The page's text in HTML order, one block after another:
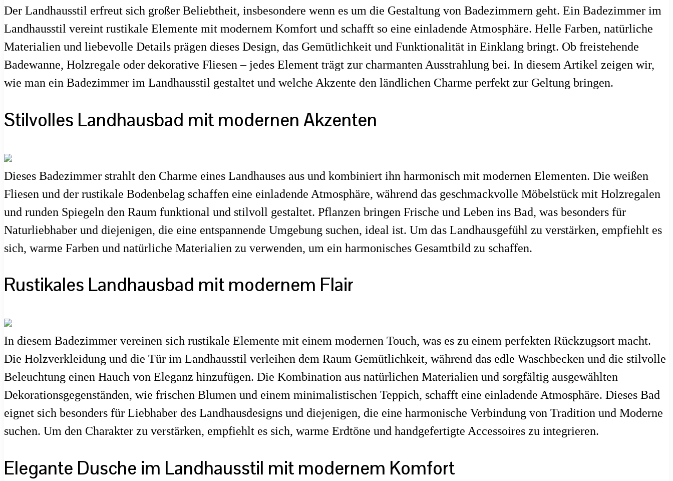
Der Landhausstil erfreut sich großer Beliebtheit, insbesondere wenn es um die Gestaltung von Badezimmern geht. Ein Badezimmer im
Landhausstil vereint rustikale Elemente mit modernem Komfort und schafft so eine einladende Atmosphäre. Helle Farben, natürliche
Materialien und liebevolle Details prägen dieses Design, das Gemütlichkeit und Funktionalität in Einklang bringt. Ob freistehende
Badewanne, Holzregale oder dekorative Fliesen – jedes Element trägt zur charmanten Ausstrahlung bei. In diesem Artikel zeigen wir,
wie man ein Badezimmer im Landhausstil gestaltet und welche Akzente den ländlichen Charme perfekt zur Geltung bringen.
Stilvolles Landhausbad mit modernen Akzenten
Dieses Badezimmer strahlt den Charme eines Landhauses aus und kombiniert ihn harmonisch mit modernen Elementen. Die weißen
Fliesen und der rustikale Bodenbelag schaffen eine einladende Atmosphäre, während das geschmackvolle Möbelstück mit Holzregalen
und runden Spiegeln den Raum funktional und stilvoll gestaltet. Pflanzen bringen Frische und Leben ins Bad, was besonders für
Naturliebhaber und diejenigen, die eine entspannende Umgebung suchen, ideal ist. Um das Landhausgefühl zu verstärken, empfiehlt es
sich, warme Farben und natürliche Materialien zu verwenden, um ein harmonisches Gesamtbild zu schaffen.
Rustikales Landhausbad mit modernem Flair
In diesem Badezimmer vereinen sich rustikale Elemente mit einem modernen Touch, was es zu einem perfekten Rückzugsort macht.
Die Holzverkleidung und die Tür im Landhausstil verleihen dem Raum Gemütlichkeit, während das edle Waschbecken und die stilvolle
Beleuchtung einen Hauch von Eleganz hinzufügen. Die Kombination aus natürlichen Materialien und sorgfältig ausgewählten
Dekorationsgegenständen, wie frischen Blumen und einem minimalistischen Teppich, schafft eine einladende Atmosphäre. Dieses Bad
eignet sich besonders für Liebhaber des Landhausdesigns und diejenigen, die eine harmonische Verbindung von Tradition und Moderne
suchen. Um den Charakter zu verstärken, empfiehlt es sich, warme Erdtöne und handgefertigte Accessoires zu integrieren.
Elegante Dusche im Landhausstil mit modernem Komfort